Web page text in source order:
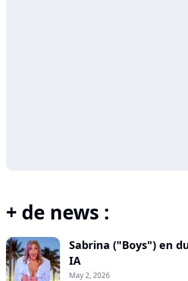
+ de news :
Sabrina ("Boys") en
IA
May 2, 2026